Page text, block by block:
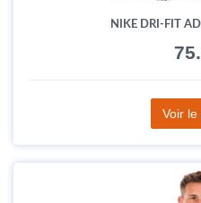
NIKE DRI-FIT
Voir le